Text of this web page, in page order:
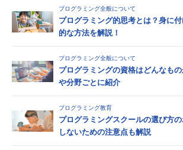
プログラミング全般について
プログラミング的思考とは？身に
的な方法を解説！
プログラミング全般について
プログラミングの資格はどんなも
や分野ごとに紹介
プログラミング教育
プログラミングスクールの選び方
しないための注意点も解説